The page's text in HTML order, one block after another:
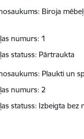
Biroja
numurs: 1
statuss: Pārtraukta
Plaukti un
numurs: 2
statuss: Izbeigta bez